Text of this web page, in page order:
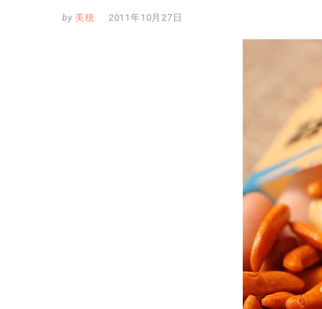
by 美穂 2011年10月27日